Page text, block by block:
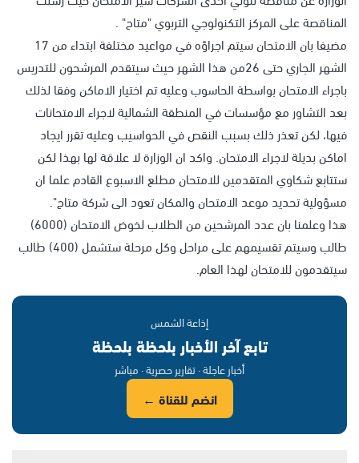
المناقصة على المركز التكنولوجي التربوي "متاح" .
مضيفا بان الامتحان سيتم اجراؤه في مواعيد مختلفة ابتداء من 17
الشهر الجاري حتى 26من هذا الشهر حيث سيتقدم المرشحون للتدريس
باجراء الامتحان بواسطة الحاسوب وعليه تم اختيار الاماكن وفقا لذلك
بعد التشاور مع مؤسسات في المنطقة الشمالية لاجراء الامتحانات
فيها، لكن تعذر ذلك بسبب النقص في الحواسيب وعليه تقرر ايجاد
اماكن بديلة لاجراء الامتحان. واكد ان الوزارة لا علاقة لها بهذا لكن
ستتابع شكاوي المتقدمين للامتحان مطلع الاسبوع القادم علما ان
مسؤولية تحديد موعد الامتحان والمكان تعود الى شركة متاح".
هذا وعلمنا بان عدد المرشحين من الطلاب لخوض الامتحان (6000)
طالب وسيتم تقسيمهم على مراحل وكل مرحلة ستشمل (400) طالب
سيتقدمون للامتحان لهذا العام.
إذاعة الشمس
تابع آخر الأخبار بلحظة بلحظة
أخبار عاجلة · تقارير حصرية · مباشر
انضم للقناة ←